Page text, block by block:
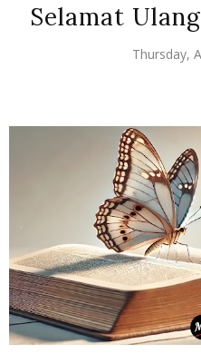
Selamat
Thursday,